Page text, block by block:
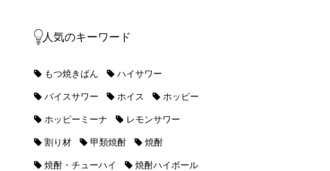
人気のキーワード
もつ焼きばん ハイサワー
バイスサワー ホイス ホッピー
ホッピーミーナ レモンサワー
割り材 甲類焼酎 焼酎
焼酎・チューハイ 焼酎ハイボール